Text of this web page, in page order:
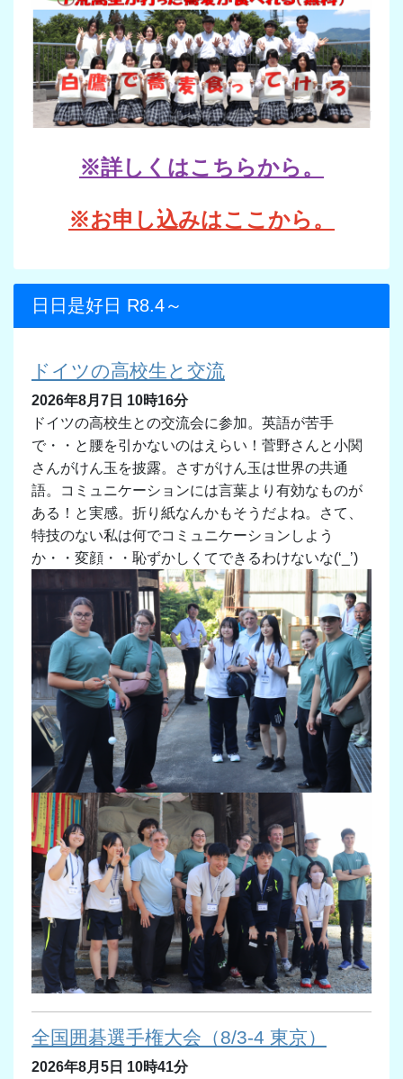
※詳しくはこちらから。
※お申し込みはここから。
日日是好日 R8.4～
ドイツの高校生と交流
2026年8月7日 10時16分
ドイツの高校生との交流会に参加。英語が苦手
で・・と腰を引かないのはえらい！菅野さんと小関
さんがけん玉を披露。さすがけん玉は世界の共通
語。コミュニケーションには言葉より有効なものが
ある！と実感。折り紙なんかもそうだよね。さて、
特技のない私は何でコミュニケーションしよう
か・・変顔・・恥ずかしくてできるわけないな(‘_’)
全国囲碁選手権大会（8/3-4 東京）
2026年8月5日 10時41分